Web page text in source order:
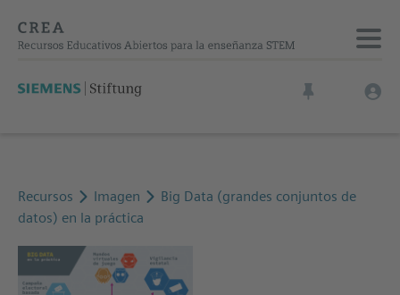
Recursos Imagen
Big Data (grandes conjuntos de
datos) en la práctica